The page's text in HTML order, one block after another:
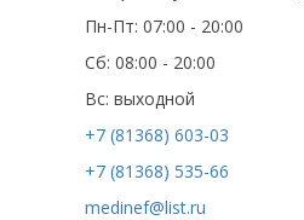
Пн-Пт: 07:00 - 20:00
Сб: 08:00 - 20:00
Вс: выходной
+7 (81368) 603-03
+7 (81368) 535-66
medinef@list.ru